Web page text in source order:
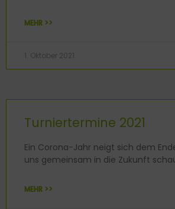
MEHR >>
1. Oktober 2021
Turniertermine 2021
Ein Corona-Jahr neigt sich dem
uns gemeinsam in die Zukunft
MEHR >>